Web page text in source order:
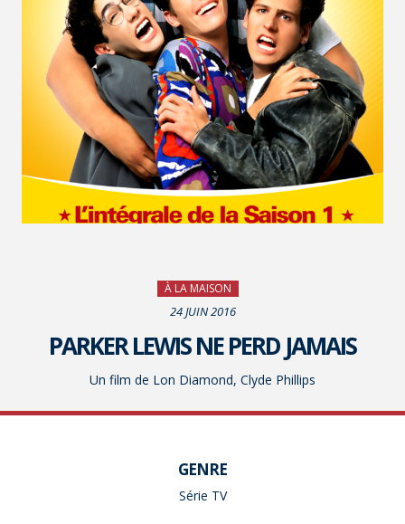
À LA MAISON
24 JUIN 2016
PARKER LEWIS NE PERD JAMAIS
Un film de Lon Diamond, Clyde Phillips
GENRE
Série TV